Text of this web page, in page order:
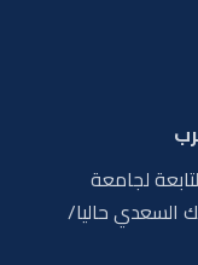
لجامعة
السعدي حاليا/